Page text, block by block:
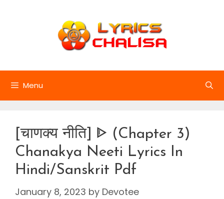
Menu
[चाणक्य नीति] ᐈ (Chapter 3)
Chanakya Neeti Lyrics In
Hindi/Sanskrit Pdf
January 8, 2023 by Devotee